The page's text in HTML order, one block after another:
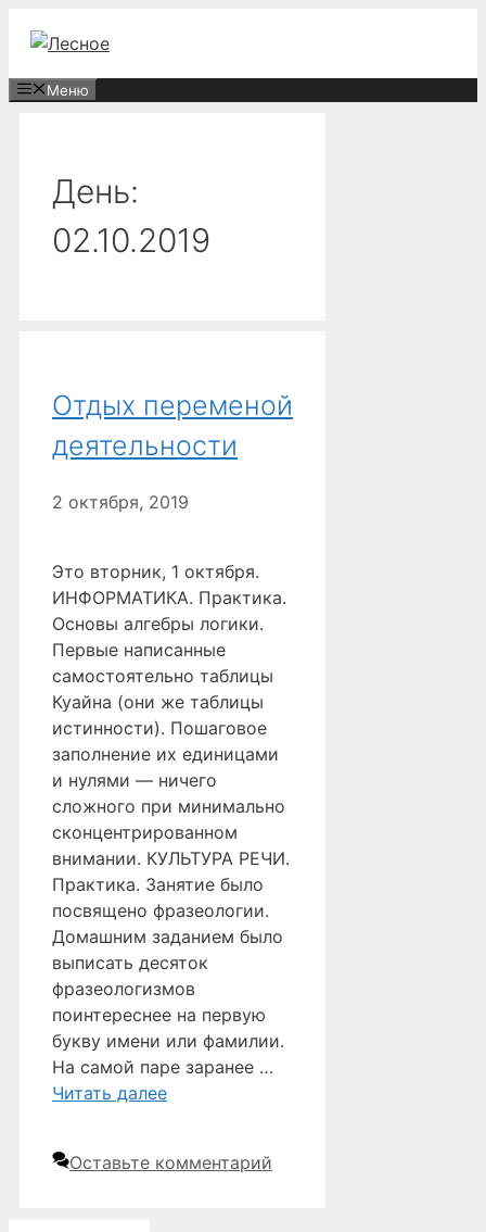
содержимому
Меню
День:
02.10.2019
Отдых переменой
деятельности
2 октября, 2019
Это вторник, 1 октября.
ИНФОРМАТИКА. Практика.
Основы алгебры логики.
Первые написанные
самостоятельно таблицы
Куайна (они же таблицы
истинности). Пошаговое
заполнение их единицами
и нулями — ничего
сложного при минимально
сконцентрированном
внимании. КУЛЬТУРА РЕЧИ.
Практика. Занятие было
посвящено фразеологии.
Домашним заданием было
выписать десяток
фразеологизмов
поинтереснее на первую
букву имени или фамилии.
На самой паре заранее …
Читать далее
Оставьте комментарий